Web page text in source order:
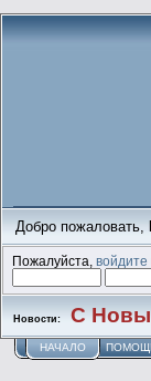
Добро пожаловать,
Пожалуйста,войдите
Новости: С
НАЧАЛО